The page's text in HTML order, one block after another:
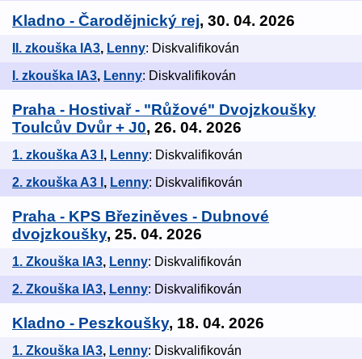
Kladno - Čarodějnický rej, 30. 04. 2026
II. zkouška IA3, Lenny: Diskvalifikován
I. zkouška IA3, Lenny: Diskvalifikován
Praha - Hostivař - "Růžové" Dvojzkoušky
Toulcův Dvůr + J0, 26. 04. 2026
1. zkouška A3 I , Lenny: Diskvalifikován
2. zkouška A3 I , Lenny: Diskvalifikován
Praha - KPS Březiněves - Dubnové
dvojzkoušky, 25. 04. 2026
1. Zkouška IA3, Lenny: Diskvalifikován
2. Zkouška IA3, Lenny: Diskvalifikován
Kladno - Peszkoušky, 18. 04. 2026
1. Zkouška IA3, Lenny: Diskvalifikován